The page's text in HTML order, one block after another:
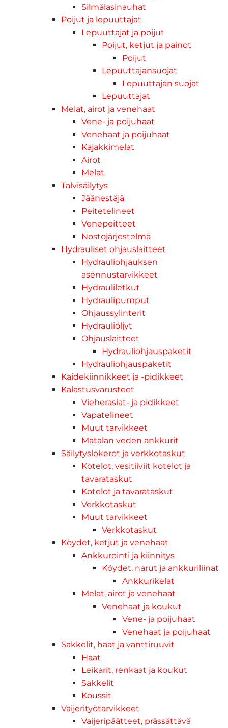
Silmälasinauhat
Poijut ja lepuuttajat
Lepuuttajat ja poijut
Poijut, ketjut ja painot
Poijut
Lepuuttajansuojat
Lepuuttajan suojat
Lepuuttajat
Melat, airot ja venehaat
Vene- ja poijuhaat
Venehaat ja poijuhaat
Kajakkimelat
Airot
Melat
Talvisäilytys
Jäänestäjä
Peitetelineet
Venepeitteet
Nostojärjestelmä
Hydrauliset ohjauslaitteet
Hydrauliohjauksen
asennustarvikkeet
Hydrauliletkut
Hydraulipumput
Ohjaussylinterit
Hydrauliöljyt
Ohjauslaitteet
Hydrauliohjauspaketit
Hydrauliohjauspaketit
Kaidekiinnikkeet ja -pidikkeet
Kalastusvarusteet
Vieherasiat- ja pidikkeet
Vapatelineet
Muut tarvikkeet
Matalan veden ankkurit
Säilytyslokerot ja verkkotaskut
Kotelot, vesitiiviit kotelot ja
tavarataskut
Kotelot ja tavarataskut
Verkkotaskut
Muut tarvikkeet
Verkkotaskut
Köydet, ketjut ja venehaat
Ankkurointi ja kiinnitys
Köydet, narut ja ankkuriliinat
Ankkurikelat
Melat, airot ja venehaat
Venehaat ja koukut
Vene- ja poijuhaat
Venehaat ja poijuhaat
Sakkelit, haat ja vanttiruuvit
Haat
Leikarit, renkaat ja koukut
Sakkelit
Koussit
Vaijerityötarvikkeet
Vaijeripäätteet, prässättävä